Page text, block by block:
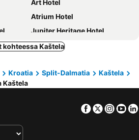
Art Hotel
Atrium Hotel
Jupiter Heritage Hotel
AC Hotel Split
Hotel Medena
Plaza Marchi Old Town - MAG Quaint & Elegant Boutique Hotels
Hotel Ambasador
Kaštela
Kroatia Split-Dalmatia
Kaštela
Kaštela
Facebook
Twitter